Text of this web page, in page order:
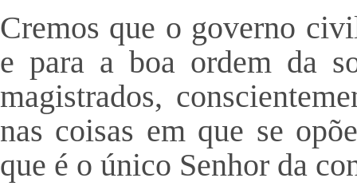
Cremos que o governo
e para a boa ordem da
magistrados,
nas coisas em que se
que é o único Senhor da